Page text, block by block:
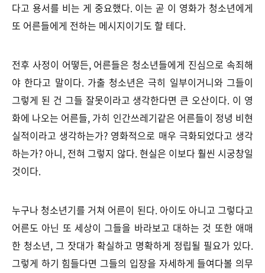
다고 용서를 비는 게 중요했다. 이는 곧 이 영화가 청소년에게
또 어른들에게 전하는 메시지이기도 할 테다.
전후 사정이 어떻든, 어른들은 청소년들에게 진심으로 속죄해
야 한다고 말이다. 가출 청소년은 극히 일부이거니와 그들이
그렇게 된 건 그들 잘못이라고 생각한다면 큰 오산이다. 이 영
화에 나오는 어른들, 가히 인간쓰레기같은 어른들이 정녕 비현
실적이라고 생각하는가? 영화적으로 매우 극화되었다고 생각
하는가? 아니, 전혀 그렇지 않다. 현실은 이보다 훨씬 시궁창일
것이다.
누구나 청소년기를 거쳐 어른이 된다. 아이도 아니고 그렇다고
어른도 아닌 또 세상이 그들을 바라보고 대하는 것 또한 애매
한 청소년, 그 잣대가 확실하고 명확하게 정립될 필요가 있다.
그렇게 하기 힘들다면 그들의 입장을 자세하게 들여다볼 의무